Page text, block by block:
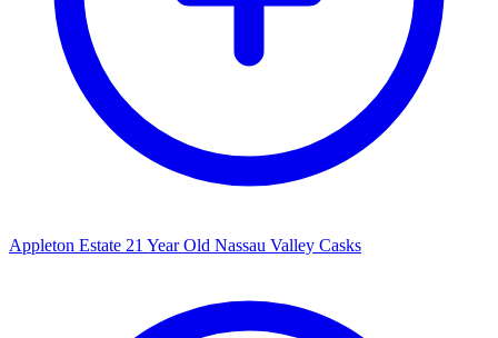
Appleton Estate 21 Year Old Nassau Valley Casks